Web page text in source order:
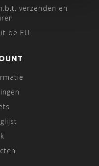
verzenden en
de EU